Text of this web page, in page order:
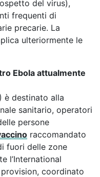
del virus),
frequenti di
precarie. La
ulteriormente le
Ebola attualmente
è destinato alla
sanitario, operatori
persone
raccomandato
fuori delle zone
l’International
coordinato